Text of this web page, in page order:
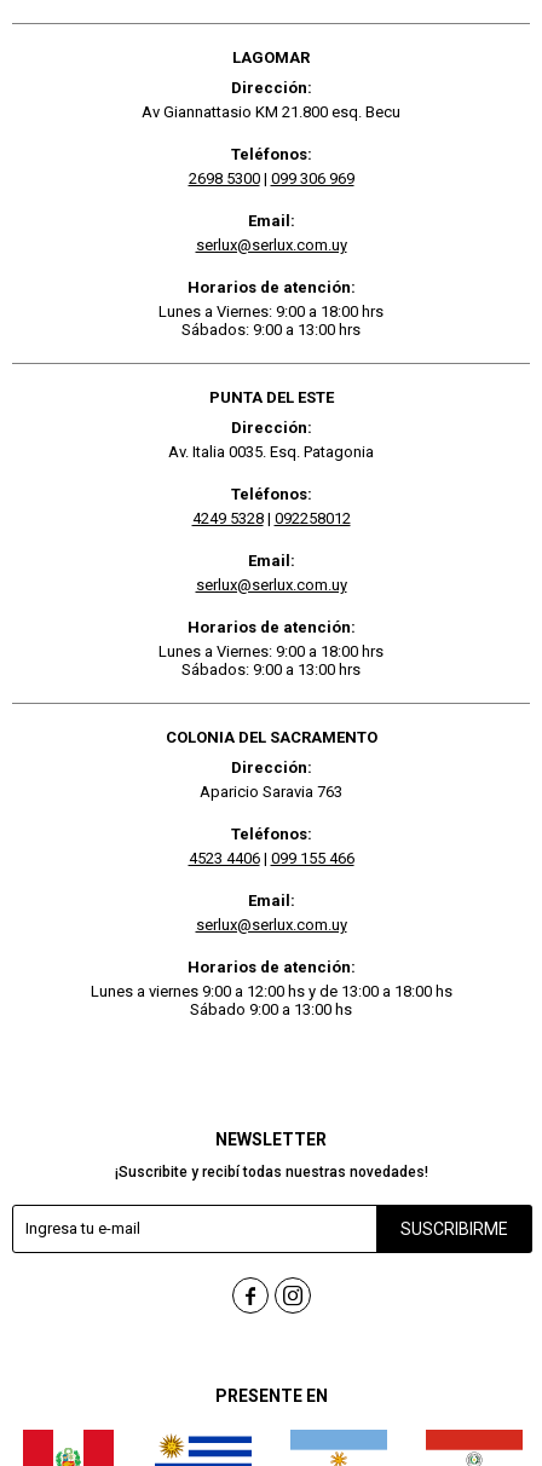
PRESENTE EN
NEWSLETTER
¡Suscribite y recibí todas nuestras novedades!
SUSCRIBIRME
 
LAGOMAR
Dirección:
Av Giannattasio KM 21.800 esq. Becu
Teléfonos:
2698 5300| 099 306 969
Email:
serlux@serlux.com.uy
Horarios de atención:
Lunes a Viernes: 9:00 a 18:00 hrs
Sábados: 9:00 a 13:00 hrs
PUNTA DEL ESTE
Dirección:
Av. Italia 0035. Esq. Patagonia
Teléfonos:
4249 5328| 092258012
Email:
serlux@serlux.com.uy
Horarios de atención:
Lunes a Viernes: 9:00 a 18:00 hrs
Sábados: 9:00 a 13:00 hrs
COLONIA DEL SACRAMENTO
Dirección:
Aparicio Saravia 763
Teléfonos:
4523 4406| 099 155 466
Email:
serlux@serlux.com.uy
Horarios de atención:
Lunes a viernes 9:00 a 12:00 hs y de 13:00 a 18:00 hs
Sábado 9:00 a 13:00 hs